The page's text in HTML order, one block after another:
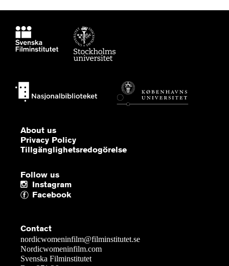
About us
Privacy Policy
Tillgänglighetsredogörelse
Follow us
Instagram
Facebook
Contact
nordicwomeninfilm@filminstitutet.se
Nordicwomeninfilm.com
Svenska Filminstitutet